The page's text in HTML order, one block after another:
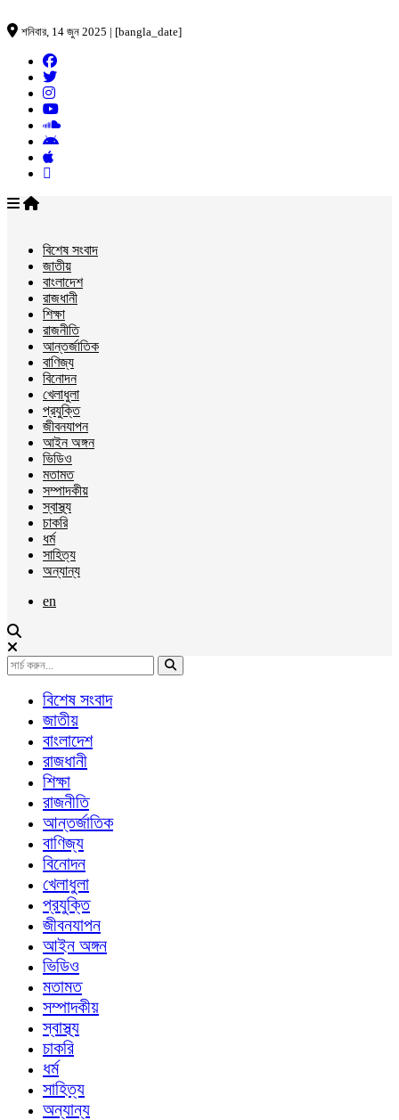
শনিবার, 14 জুন 2025 | [bangla_date]
বিশেষ সংবাদ
জাতীয়
বাংলাদেশ
রাজধানী
শিক্ষা
রাজনীতি
আন্তর্জাতিক
বাণিজ্য
বিনোদন
খেলাধুলা
প্রযুক্তি
জীবনযাপন
আইন অঙ্গন
ভিডিও
মতামত
সম্পাদকীয়
স্বাস্থ্য
চাকরি
ধর্ম
সাহিত্য
অন্যান্য
en
বিশেষ সংবাদ
জাতীয়
বাংলাদেশ
রাজধানী
শিক্ষা
রাজনীতি
আন্তর্জাতিক
বাণিজ্য
বিনোদন
খেলাধুলা
প্রযুক্তি
জীবনযাপন
আইন অঙ্গন
ভিডিও
মতামত
সম্পাদকীয়
স্বাস্থ্য
চাকরি
ধর্ম
সাহিত্য
অন্যান্য